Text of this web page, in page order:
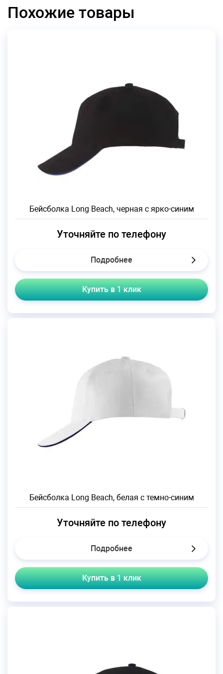
Похожие товары
Бейсболка Long Beach, черная с ярко-синим
Уточняйте по телефону
Подробнее
Купить в 1 клик
Бейсболка Long Beach, белая с темно-синим
Уточняйте по телефону
Подробнее
Купить в 1 клик